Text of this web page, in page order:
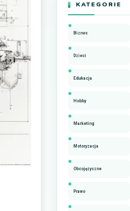
KATEGORIE
Biznes
Dzieci
Edukacja
Hobby
Marketing
Motoryzacja
Obcojęzyczne
Prawo